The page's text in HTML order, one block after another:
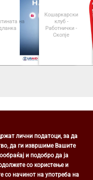
на
Кошаркарски
клуб -
Работнички -
Скопје
Скопје
лични податоци, за да
да ги извршиме Вашите
и подобро да ја
со користење и
со начинот на употреба на